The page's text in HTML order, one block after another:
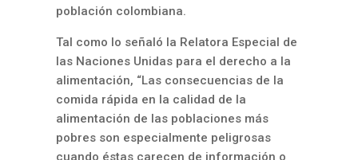
población colombiana.
Tal como lo señaló la Relatora Especial de
las Naciones Unidas para el derecho a la
alimentación, “Las consecuencias de la
comida rápida en la calidad de la
alimentación de las poblaciones más
pobres son especialmente peligrosas
cuando éstas carecen de información o